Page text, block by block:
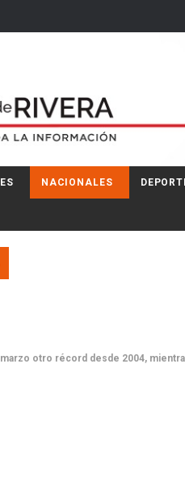
NACIONALES
otro récord desde 2004,